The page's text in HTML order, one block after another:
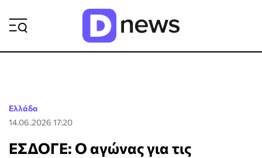
Ελλάδα
14.06.2026 17:20
ΕΣΔΟΓΕ: Ο αγώνας για τις